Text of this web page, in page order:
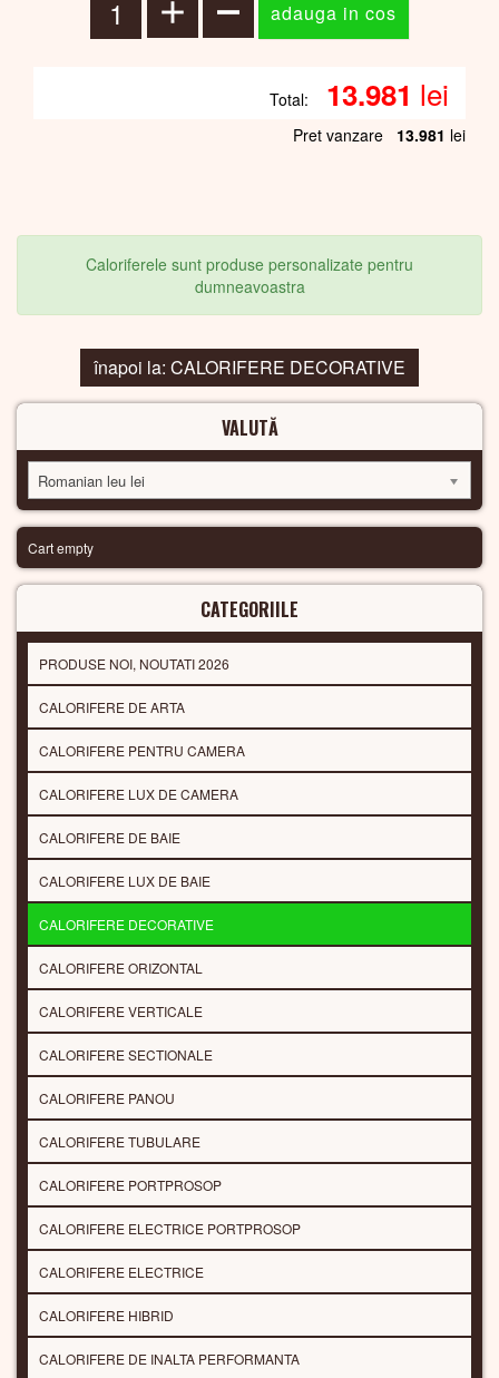
Total: 13.981 lei
Pret vanzare 13.981 lei
Caloriferele sunt produse personalizate pentru
dumneavoastra
înapoi la: CALORIFERE DECORATIVE
VALUTĂ
Romanian leu lei
Cart empty
CATEGORIILE
PRODUSE NOI, NOUTATI 2026
CALORIFERE DE ARTA
CALORIFERE PENTRU CAMERA
CALORIFERE LUX DE CAMERA
CALORIFERE DE BAIE
CALORIFERE LUX DE BAIE
CALORIFERE DECORATIVE
CALORIFERE ORIZONTAL
CALORIFERE VERTICALE
CALORIFERE SECTIONALE
CALORIFERE PANOU
CALORIFERE TUBULARE
CALORIFERE PORTPROSOP
CALORIFERE ELECTRICE PORTPROSOP
CALORIFERE ELECTRICE
CALORIFERE HIBRID
CALORIFERE DE INALTA PERFORMANTA